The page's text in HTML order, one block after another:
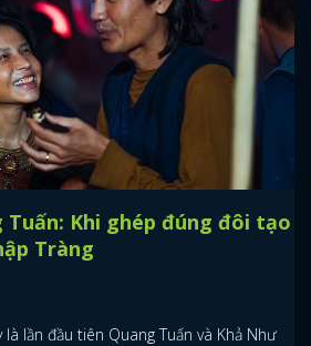
Tuấn: Khi ghép đúng đôi tạo
Tràng
là lần đầu tiên Quang Tuấn và Khả Như